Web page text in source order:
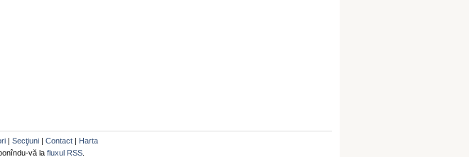
| Secţiuni| Contact| Harta
vă la fluxul RSS.